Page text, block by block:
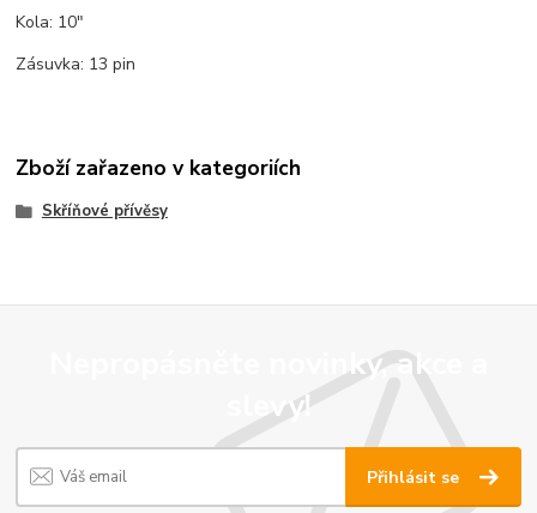
Kola: 10"
Zásuvka: 13 pin
Zboží zařazeno v kategoriích
Skříňové přívěsy
Nepropásněte novinky, akce a
slevy!
Přihlásit se